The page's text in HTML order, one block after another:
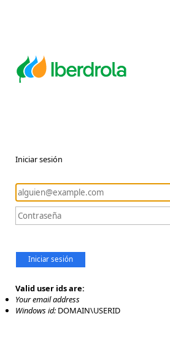
Iniciar sesión
Iniciar sesión
Valid user ids are:
Your email address
Windows id: DOMAIN\USERID